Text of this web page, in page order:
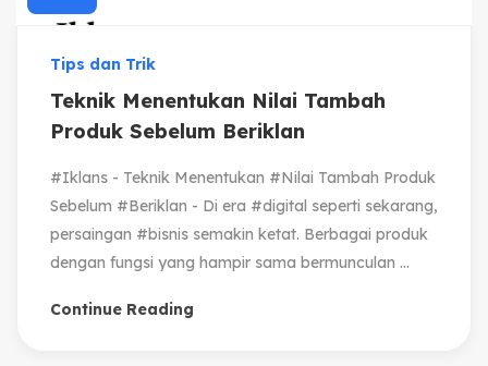
Tips dan Trik
Teknik Menentukan Nilai Tambah
Produk Sebelum Beriklan
#Iklans - Teknik Menentukan #Nilai Tambah Produk
Sebelum #Beriklan - Di era #digital seperti sekarang,
persaingan #bisnis semakin ketat. Berbagai produk
dengan fungsi yang hampir sama bermunculan ...
Continue Reading